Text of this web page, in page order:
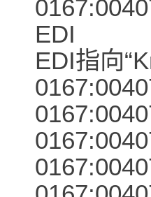
EDI
EDI指向